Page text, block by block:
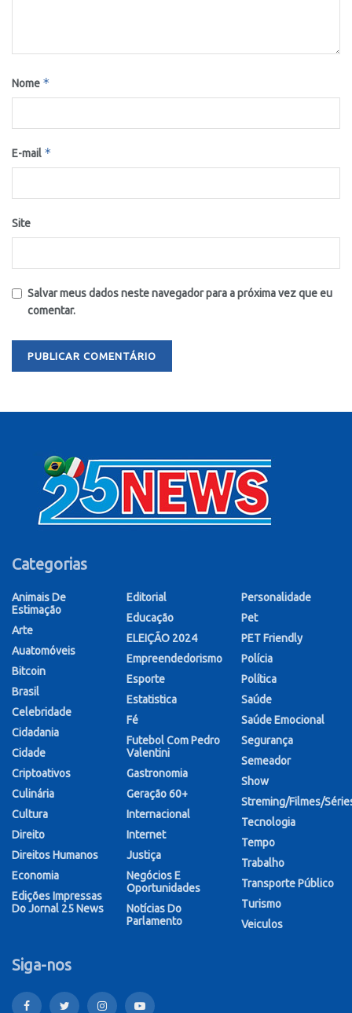
Nome *
E-mail *
Site
Salvar meus dados neste navegador para a próxima vez que eu
comentar.
Categorias
Animais De
Estimação
Arte
Auatomóveis
Bitcoin
Brasil
Celebridade
Cidadania
Cidade
Criptoativos
Culinária
Cultura
Direito
Direitos Humanos
Economia
Edições Impressas
Do Jornal 25 News
Editorial
Educação
ELEIÇÃO 2024
Empreendedorismo
Esporte
Estatistica
Fé
Futebol Com Pedro
Valentini
Gastronomia
Geração 60+
Internacional
Internet
Justiça
Negócios E
Oportunidades
Notícias Do
Parlamento
Personalidade
Pet
PET Friendly
Polícia
Política
Saúde
Saúde Emocional
Segurança
Semeador
Show
Streming/Filmes/
Tecnologia
Tempo
Trabalho
Transporte Público
Turismo
Veiculos
Siga-nos